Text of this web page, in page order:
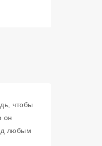
чтобы
он
любым